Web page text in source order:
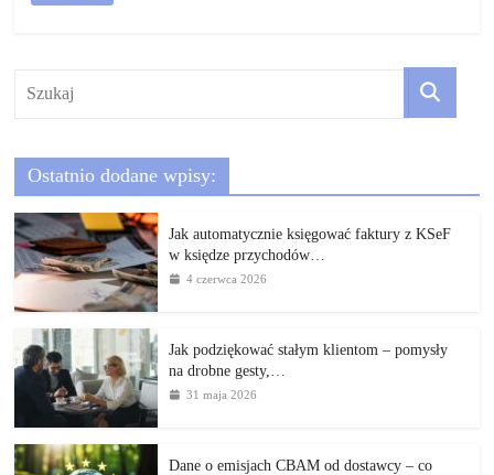
Ostatnio dodane wpisy:
Jak automatycznie księgować faktury z KSeF
w księdze przychodów…
4 czerwca 2026
Jak podziękować stałym klientom – pomysły
na drobne gesty,…
31 maja 2026
Dane o emisjach CBAM od dostawcy – co